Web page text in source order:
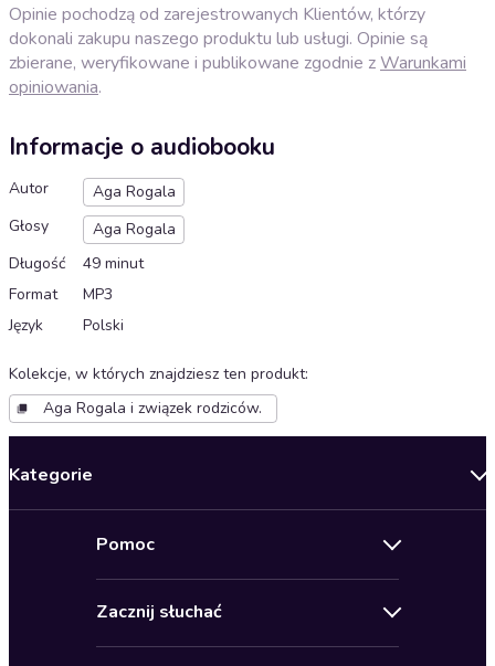
Opinie pochodzą od zarejestrowanych Klientów, którzy
dokonali zakupu naszego produktu lub usługi. Opinie są
zbierane, weryfikowane i publikowane zgodnie zWarunkami
opiniowania.
Informacje o audiobooku
Autor
Aga Rogala
Głosy
Aga Rogala
Długość
49 minut
Format
MP3
Język
Polski
Kolekcje, w których znajdziesz ten produkt:
Aga Rogala i związek rodziców.
Kategorie
Pomoc
Pomoc
Zacznij słuchać